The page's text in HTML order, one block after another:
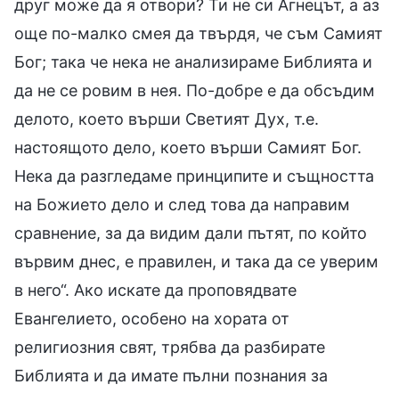
друг може да я отвори? Ти не си Агнецът, а аз
още по-малко смея да твърдя, че съм Самият
Бог; така че нека не анализираме Библията и
да не се ровим в нея. По-добре е да обсъдим
делото, което върши Светият Дух, т.е.
настоящото дело, което върши Самият Бог.
Нека да разгледаме принципите и същността
на Божието дело и след това да направим
сравнение, за да видим дали пътят, по който
вървим днес, е правилен, и така да се уверим
в него“. Ако искате да проповядвате
Евангелието, особено на хората от
религиозния свят, трябва да разбирате
Библията и да имате пълни познания за